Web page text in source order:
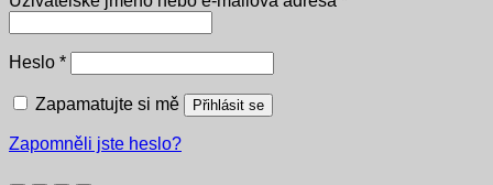
Heslo *Povinné
Zapamatujte si mě Přihlásit se
Zapomněli jste heslo?